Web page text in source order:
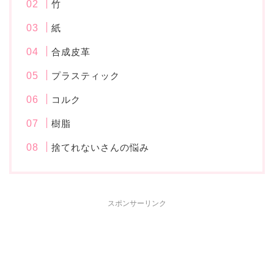
竹
紙
合成皮革
プラスティック
コルク
樹脂
捨てれないさんの悩み
スポンサーリンク